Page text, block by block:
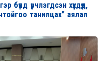
үрчлэгдсэн хүүхдүүд,
танилцах” аялал